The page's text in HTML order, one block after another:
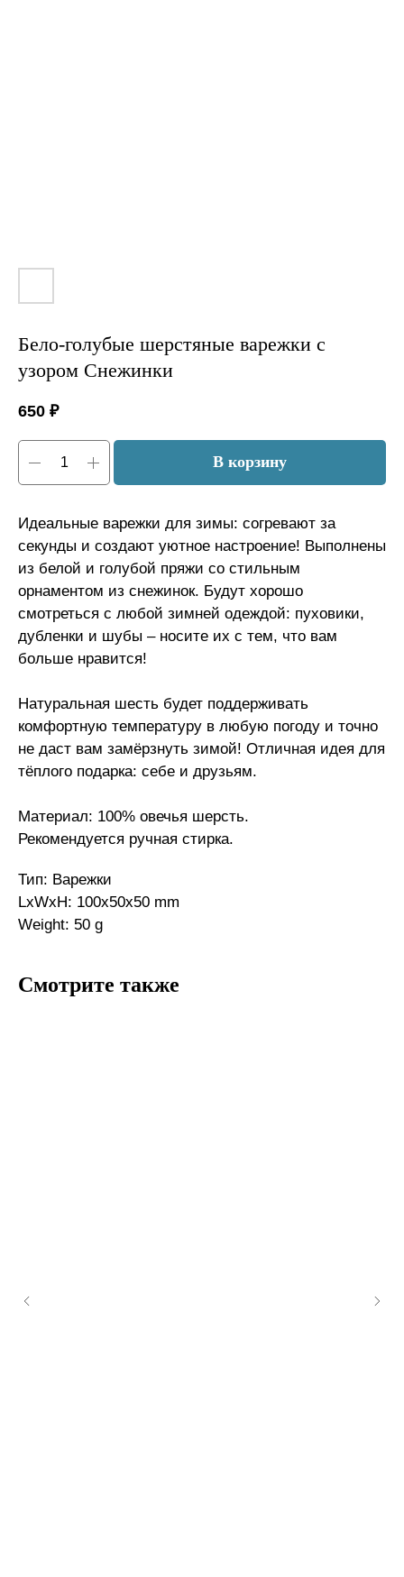
Бело-голубые шерстяные варежки с
узором Снежинки
650 ₽
В корзину
Идеальные варежки для зимы: согревают за
секунды и создают уютное настроение! Выполнены
из белой и голубой пряжи со стильным
орнаментом из снежинок. Будут хорошо
смотреться с любой зимней одеждой: пуховики,
дубленки и шубы – носите их с тем, что вам
больше нравится!
Натуральная шесть будет поддерживать
комфортную температуру в любую погоду и точно
не даст вам замёрзнуть зимой! Отличная идея для
тёплого подарка: себе и друзьям.
Материал: 100% овечья шерсть.
Рекомендуется ручная стирка.
Тип: Варежки
LxWxH: 100x50x50 mm
Weight: 50 g
Смотрите также